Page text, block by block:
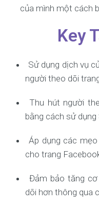
của mình một cách
Key
Sử dụng dịch vụ
người theo dõi
Thu hút người
bằng cách sử
Áp dụng các
cho trang
Đảm bảo tăng
dõi hơn thông qua